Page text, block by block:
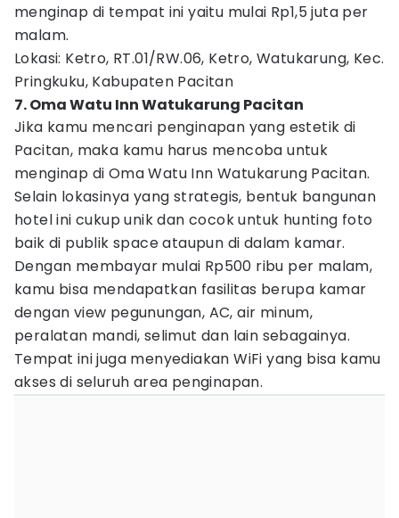
menginap di tempat ini yaitu mulai Rp1,5 juta per
malam.
Lokasi: Ketro, RT.01/RW.06, Ketro, Watukarung, Kec.
Pringkuku, Kabupaten Pacitan
7. Oma Watu Inn Watukarung Pacitan
Jika kamu mencari penginapan yang estetik di
Pacitan, maka kamu harus mencoba untuk
menginap di Oma Watu Inn Watukarung Pacitan.
Selain lokasinya yang strategis, bentuk bangunan
hotel ini cukup unik dan cocok untuk hunting foto
baik di publik space ataupun di dalam kamar.
Dengan membayar mulai Rp500 ribu per malam,
kamu bisa mendapatkan fasilitas berupa kamar
dengan view pegunungan, AC, air minum,
peralatan mandi, selimut dan lain sebagainya.
Tempat ini juga menyediakan WiFi yang bisa kamu
akses di seluruh area penginapan.